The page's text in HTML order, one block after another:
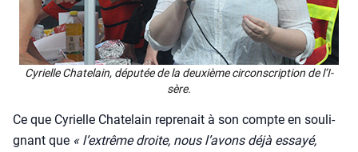
Cyrielle Cha­te­lain, dépu­tée de la deuxième cir­cons­crip­tion de l’I­
sère.
Ce que Cyrielle Cha­te­lain repre­nait à son compte en sou­li­
gnant que « l’extrême droite, nous l’avons déjà essayé,